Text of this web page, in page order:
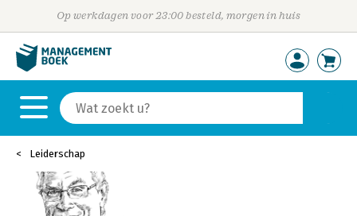
Op werkdagen voor 23:00 besteld, morgen in huis
Leiderschap